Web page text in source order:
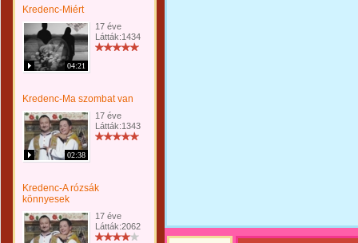
Kredenc-Miért
04:21
17 éve
Látták:1434
Kredenc-Ma szombat van
02:38
17 éve
Látták:1343
Kredenc-A rózsák
könnyesek
17 éve
Látták:2062